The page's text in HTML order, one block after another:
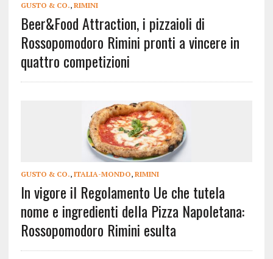
GUSTO & CO., RIMINI
Beer&Food Attraction, i pizzaioli di
Rossopomodoro Rimini pronti a vincere in
quattro competizioni
GUSTO & CO., ITALIA-MONDO, RIMINI
In vigore il Regolamento Ue che tutela
nome e ingredienti della Pizza Napoletana:
Rossopomodoro Rimini esulta